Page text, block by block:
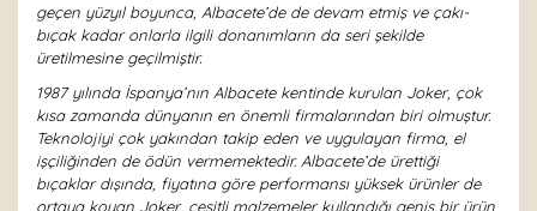
geçen yüzyıl boyunca, Albacete’de de devam etmiş ve çakı-
bıçak kadar onlarla ilgili donanımların da seri şekilde
üretilmesine geçilmiştir.
1987 yılında İspanya’nın Albacete kentinde kurulan Joker, çok
kısa zamanda dünyanın en önemli firmalarından biri olmuştur.
Teknolojiyi çok yakından takip eden ve uygulayan firma, el
işçiliğinden de ödün vermemektedir. Albacete’de ürettiği
bıçaklar dışında, fiyatına göre performansı yüksek ürünler de
ortaya koyan Joker, çeşitli malzemeler kullandığı geniş bir ürün